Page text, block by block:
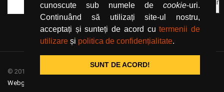
cunoscute sub numele de cookie-uri.
Continuând să utilizați site-ul nostru,
acceptați și sunteți de acord cutermenii de
utilizare și politica de confidențialitate.
SUNT DE ACORD!
© 2019
Webgraphic